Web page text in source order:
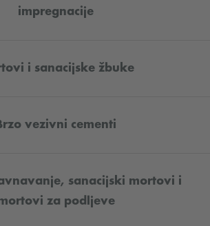
impregnacije
i sanacijske žbuke
vezivni cementi
sanacijski mortovi i
za podljeve